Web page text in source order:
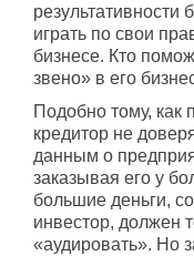
результативности
играть по свои
бизнесе. Кто
звено» в его
Подобно тому, как
кредитор не
данным о
заказывая его у
большие деньги,
инвестор, должен
«аудировать». Но